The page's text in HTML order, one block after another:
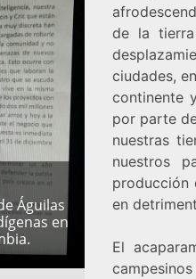
Águilas
en
de la
ciudades,
continente
por parte
nuestras
nuestros
producción
en
El